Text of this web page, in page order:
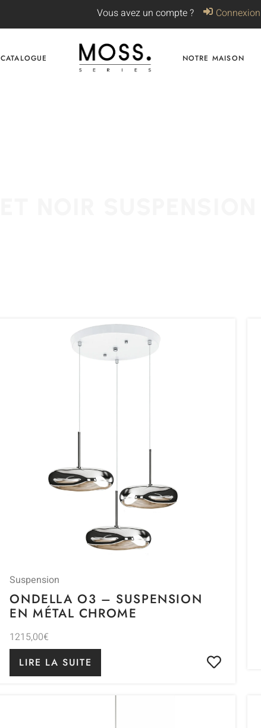
Vous avez un compte ? Connexion
CATALOGUE NOTRE MAISON
Suspension
ONDELLA O3 – SUSPENSION
EN MÉTAL CHROME
1215,00€
LIRE LA SUITE